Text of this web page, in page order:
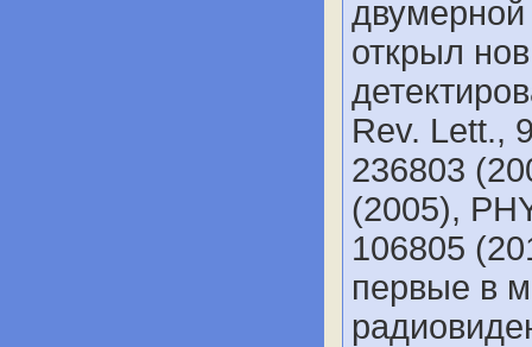
открыл
Rev. Lett.,
236803
(2005),
106805
первые в